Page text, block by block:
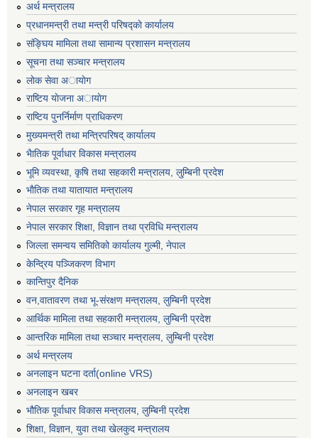
अर्थ मन्त्रालय
प्रधानमन्त्री तथा मन्त्री परिषद्काे कार्यालय
संङ्घिय मामिला तथा सामान्य प्रशासन मन्त्रालय
सूचना तथा सञ्चार मन्त्रालय
लाेक सेवा अायाेग
राष्टिय याेजना अायाेग
राष्टिय पुनर्निर्माण प्राधिकरण
मुख्यमन्त्री तथा मन्त्रिपरिषद् कार्यालय
भैातिक पूर्वाधार विकास मन्त्रालय
भूमि व्यवस्था, कृषि तथा सहकारी मन्त्रालय, लु्म्बिनी प्रदेश
भाैतिक तथा यातायात मन्त्रालय
नेपाल सरकार गृह मन्त्रालय
नेपाल सरकार शिक्षा, विज्ञान तथा प्रविधि मन्त्रालय
जिल्ला समन्वय समितिको कार्यालय गुल्मी, नेपाल
केन्द्रिय पञ्जिकरण विभाग
कान्तिपुर दैनिक
वन,वातावरण तथा भू-संरक्षण मन्त्रालय, लुम्बिनी प्रदेश
आर्थिक मामिला तथा सहकारी मन्त्रालय, लुम्बिनी प्रदेश
आन्तरिक मामिला तथा सञ्चार मन्त्रालय, लुम्बिनी प्रदेश
अर्थ मन्त्रलय
अनलाइन घटना दर्ता(online VRS)
अनलाइन खबर
भौतिक पूर्वाधार विकास मन्त्रालय, लुम्बिनी प्रदेश
शिक्षा, विज्ञान, युवा तथा खेलकुद मन्‍‍त्रालय